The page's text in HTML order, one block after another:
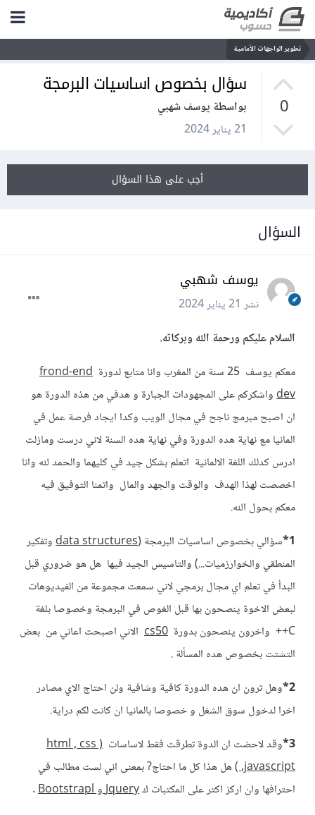
تطوير الواجهات الأمامية
0
سؤال بخصوص اساسيات البرمجة
بواسطة يوسف شهبي
21 يناير 2024
أجب على هذا السؤال
السؤال
يوسف شهبي
نشر21 يناير 2024
السلام عليكم ورحمة الله وبركاته.
معكم يوسف 25 سنة من المغرب وانا متابع لدورة
frond-end
devواشكركم على المجهودات الجبارة و هدفي من هذه الدورة هو
ان اصبح مبرمج ناجح في مجال الويب وكدا ايجاد فرصة عمل في
المانيا مع نهاية هده الدورة وفي نهاية هده السنة لاني درست ومازلت
ادرس كدلك اللغة الالمانية اتعلم بشكل جيد في كليهما والحمد لله وانا
اخصصت لهذا الهدف والوقت والجهد والمال واتمنا التوفيق فيه
معكم بحول الله.
1* سؤالي بخصوص اساسيات البرمجة ( data structuresوتفكير
المنطقي والخوارزميات...) والتاسيس الجيد فيها هل هو ضروري قبل
البدأ في تعلم اي مجال برمجي لاني سمعت مجموعة من الفيديوهات
لبعض الاخوة ينصحون بها قبل الغوص في البرمجة وخصوصا بلغة
C++ واخرون ينصحون بدورة
cs50الاني اصبحت اعاني من بعض
التشتت بخصوص هده المسألة .
2* وهل ترون ان هده الدورة كافية وشافية ولن احتاج الاي مصادر
اخرا لدخول سوق الشغل و خصوصا بالمانيا ان كانت لكم دراية.
3* وقد لاحضت ان الدوة تطرقت فقط لاساسات ( html , css
,javascript ) هل هذا كل ما احتاج? بمعنى اني لست مطالب في
احترافها وان اركز اكتر على المكتبات كJquery و Bootstrapl
.